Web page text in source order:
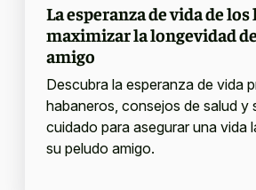
La esperanza de vida de
maximizar la longevidad
amigo
Descubra la esperanza de vida
habaneros, consejos de salud y
cuidado para asegurar una vida
su peludo amigo.